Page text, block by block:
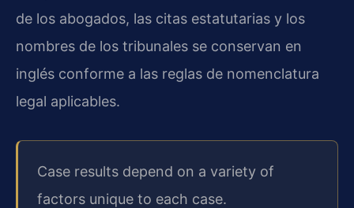
de los abogados, las citas estatutarias y los
nombres de los tribunales se conservan en
inglés conforme a las reglas de nomenclatura
legal aplicables.
Case results depend on a variety of
factors unique to each case.